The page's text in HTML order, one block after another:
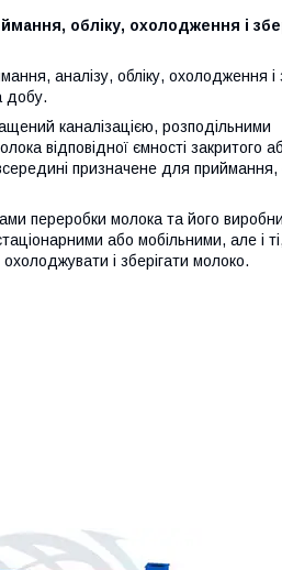
обліку, охолодження і
аналізу, обліку, охолодження і
добу.
каналізацією, розподільними
відповідної ємності закритого
призначене для приймання,
переробки молока та його
або мобільними, але і ті,
і зберігати молоко.